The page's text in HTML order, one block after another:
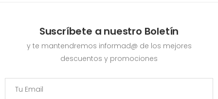
Suscríbete a nuestro Boletín
y te mantendremos informad@ de los mejores
descuentos y promociones